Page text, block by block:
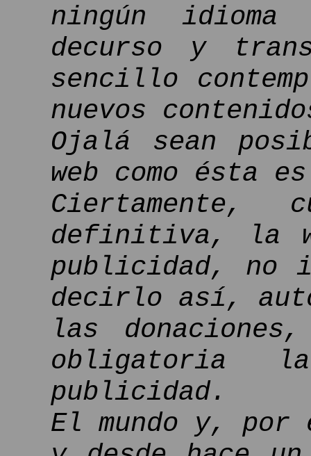
ningún idioma
decurso y
sencillo
nuevos
Ojalá sean
web como ésta
Ciertamente,
definitiva, la
publicidad, no
decirlo así,
las
obligatoria
publicidad.
El mundo y, por